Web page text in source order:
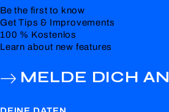
Be the first to know
Get Tips & Improvements
100 % Kostenlos
Learn about new features
MELDE DICH AN